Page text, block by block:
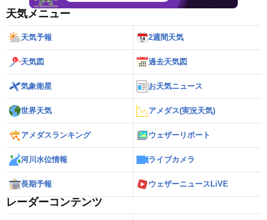
天気メニュー
天気予報 2週間天気
天気図 過去天気図
気象衛星 お天気ニュース
世界天気 アメダス(実況天気)
アメダスランキング ウェザーリポート
河川水位情報 ライブカメラ
長期予報 ウェザーニュースLiVE
レーダーコンテンツ